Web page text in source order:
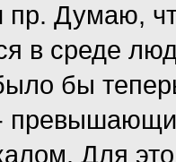
пр. Думаю,
в среде
бы
Для